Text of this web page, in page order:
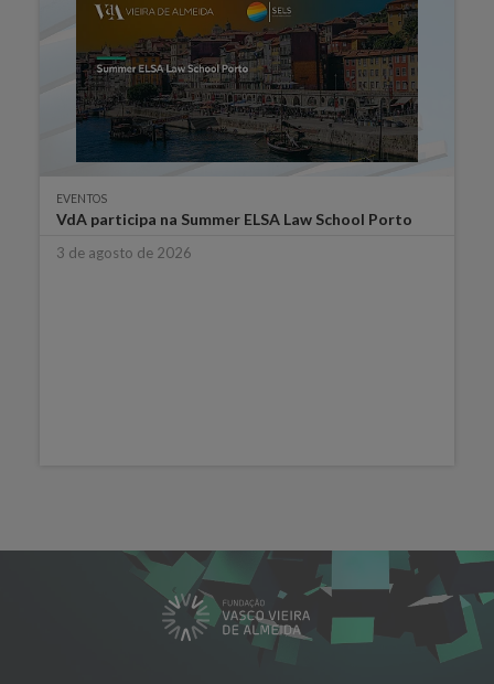
EVENTOS
VdA participa na Summer ELSA Law School Porto
3 de agosto de 2026